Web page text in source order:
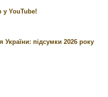
у YouTube!
підсумки 2026 року